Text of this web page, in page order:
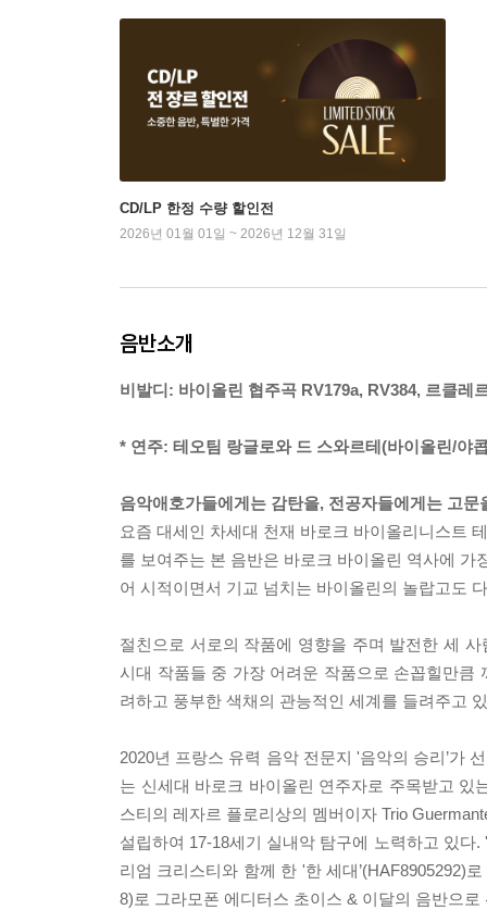
CD/LP 한정 수량 할인전
2026년 01월 01일 ~ 2026년 12월 31일
음반소개
비발디: 바이올린 협주곡 RV179a, RV384, 르클
* 연주: 테오팀 랑글로와 드 스와르테(바이올린/야
음악애호가들에게는 감탄을, 전공자들에게는 고
요즘 대세인 차세대 천재 바로크 바이올리니스트
를 보여주는 본 음반은 바로크 바이올린 역사에
어 시적이면서 기교 넘치는 바이올린의 놀랍고도
절친으로 서로의 작품에 영향을 주며 발전한 세
시대 작품들 중 가장 어려운 작품으로 손꼽힐만큼
려하고 풍부한 색채의 관능적인 세계를 들려주고
2020년 프랑스 유력 음악 전문지 '음악의 승리’가
는 신세대 바로크 바이올린 연주자로 주목받고 있
스티의 레자르 플로리상의 멤버이자 Trio
설립하여 17-18세기 실내악 탐구에 노력하고 있
리엄 크리스티와 함께 한 '한 세대’(HAF8905292)
8)로 그라모폰 에디터스 초이스 & 이달의 음반으